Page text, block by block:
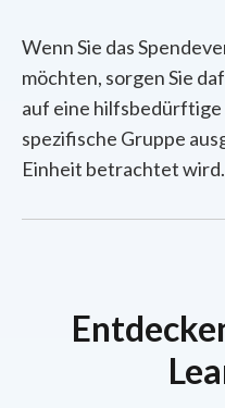
Wenn Sie das
möchten, sorgen Sie
auf eine hilfsbedürftige
spezifische Gruppe
Einheit betrachtet wird.